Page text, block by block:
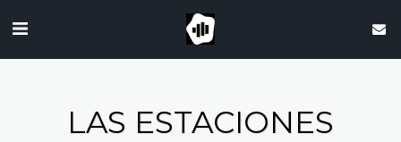
LAS ESTACIONES